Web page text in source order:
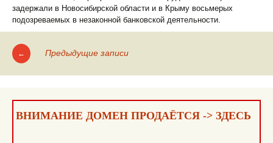
задержали в Новосибирской области и в Крыму восьмерых
подозреваемых в незаконной банковской деятельности.
Навигация
записям
← Предыдущие записи
ВНИМАНИЕ ДОМЕН ПРОДАЁТСЯ -> ЗДЕСЬ